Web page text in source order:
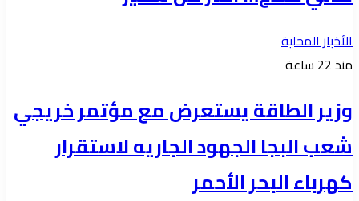
الأخبار المحلية
منذ 22 ساعة
وزير الطاقة يستعرض مع مؤتمر خريجي
شعب البجا الجهود الجاريه لاستقرار
كهرباء البحر الأحمر